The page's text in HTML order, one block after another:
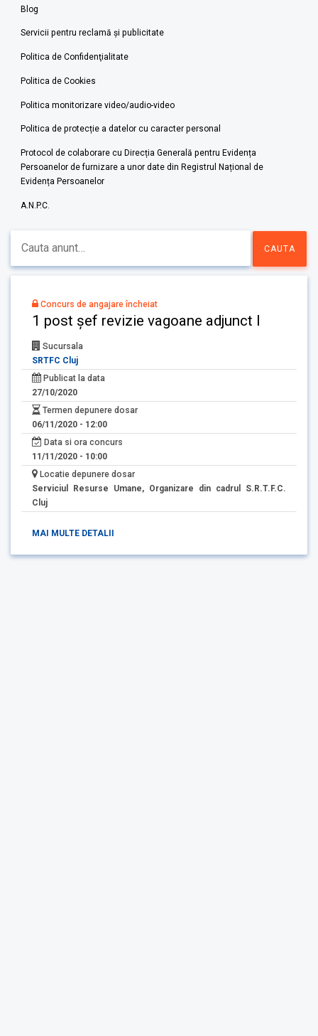
Blog
Servicii pentru reclamă și publicitate
Politica de Confidenţialitate
Politica de Cookies
Politica monitorizare video/audio-video
Politica de protecție a datelor cu caracter personal
Protocol de colaborare cu Direcția Generală pentru Evidența
Persoanelor de furnizare a unor date din Registrul Național de
Evidența Persoanelor
A.N.P.C.
Concurs de angajare încheiat
1 post șef revizie vagoane adjunct I
Sucursala
SRTFC Cluj
Publicat la data
27/10/2020
Termen depunere dosar
06/11/2020 - 12:00
Data si ora concurs
11/11/2020 - 10:00
Locatie depunere dosar
Serviciul Resurse Umane, Organizare din cadrul S.R.T.F.C.
Cluj
MAI MULTE DETALII